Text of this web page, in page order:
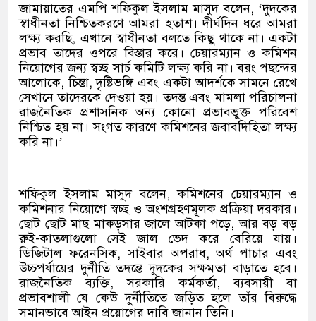
জামায়াতের এমপি শফিকুল ইসলাম মাসুদ বলেন, ‘দুদকের
স্বাধীনতা নিশ্চিতকরণে আমরা হতাশ। দীর্ঘদিন ধরে আমরা
লক্ষ্য করছি, এখানে স্বাধীনতা বলতে কিছু থাকে না। একটা
প্রভাব তাদের ওপরে বিস্তার করে। চেয়ারম্যান ও কমিশন
নিয়োগের জন্য স্বচ্ছ সার্চ কমিটি লক্ষ্য করি না। বরং পছন্দের
আলোকে, চিন্তা, দৃষ্টিভঙ্গি এবং একটা আদর্শকে সামনে রেখে
সেখানে তাদেরকে দেওয়া হয়। তদন্ত এবং মামলা পরিচালনা
রাজনৈতিক প্রশাসনিক অন্য কোনো প্রভাবভুক্ত পরিবেশ
নিশ্চিত হয় না। সংগত কারণে কমিশনের জবাবদিহিতা লক্ষ্য
করি না।’
শফিকুল ইসলাম মাসুদ বলেন, কমিশনের চেয়ারম্যান ও
কমিশনার নিয়োগে স্বচ্ছ ও অংশগ্রহণমূলক প্রক্রিয়া দরকার।
ছোট ছোট মাছ মাকড়সার জালে আটকা পড়ে, আর বড় বড়
রুই-কাতলাগুলো সেই জাল ভেদ করে বেরিয়ে যায়।
ডিজিটাল ফরেনসিক, সাইবার অপরাধ, অর্থ পাচার এবং
উচ্চপর্যায়ের দুর্নীতি তদন্তে দুদকের সক্ষমতা বাড়াতে হবে।
রাজনৈতিক ব্যক্তি, সরকারি কর্মকর্তা, ব্যবসায়ী বা
প্রভাবশালী যে কেউ দুর্নীতিতে জড়িত হলে তাঁর বিরুদ্ধে
সমানভাবে আইন প্রয়োগের দাবি জানান তিনি।